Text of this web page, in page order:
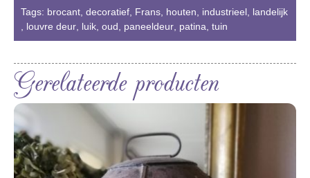
Tags: brocant decoratief Frans houten industrieel landelijk
louvre deur luik oud paneeldeur patina tuin
Gerelateerde producten